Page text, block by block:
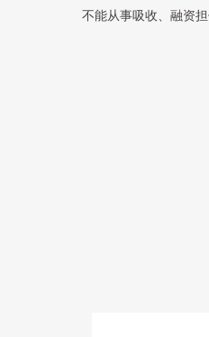
不能从事吸收、融资